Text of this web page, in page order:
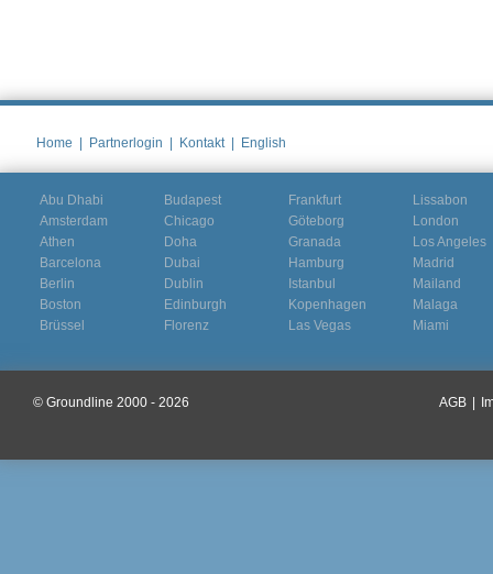
Home Partnerlogin Kontakt English
Abu Dhabi
Amsterdam
Athen
Barcelona
Berlin
Boston
Brüssel
Budapest
Chicago
Doha
Dubai
Dublin
Edinburgh
Florenz
Frankfurt
Göteborg
Granada
Hamburg
Istanbul
Kopenhagen
Las Vegas
Lissabon
London
Los Angeles
Madrid
Mailand
Malaga
Miami
© Groundline 2000 - 2026 AGB